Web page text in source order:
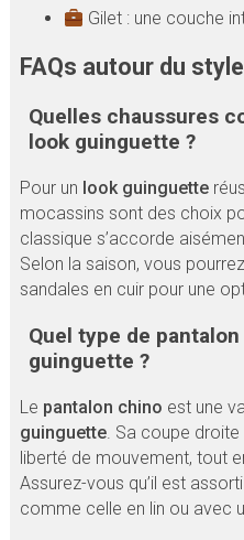
Gilet : une couche
FAQs autour du
Quelles chaussures
look guinguette ?
Pour un look guinguette
mocassins sont des choix
classique s’accorde
Selon la saison, vous
sandales en cuir pour une
Quel type de
guinguette ?
Le pantalon chino est une
guinguette. Sa coupe
liberté de mouvement, tout
Assurez-vous qu’il est
comme celle en lin ou avec